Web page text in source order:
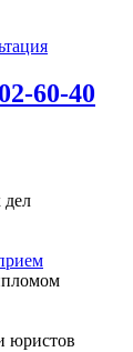
60-40
юристов